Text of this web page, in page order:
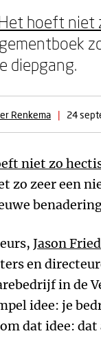
Het hoeft niet
diepgang.
Renkema | 24
niet zo
zo zeer een
Jason Fried
en
in de
idee: je
dat idee: